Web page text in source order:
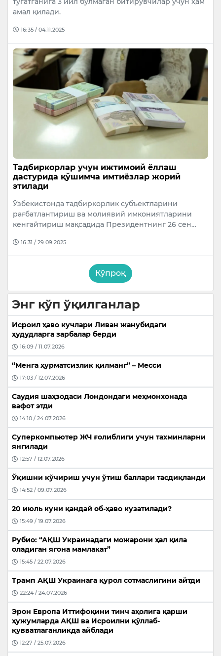
амал қилади.
16:35 / 04.11.2025
Тадбиркорлар учун ижтимоий ёллаш
дастурида қўшимча имтиёзлар жорий
этилади
Ўзбекистонда тадбиркорлик субъектларини
рағбатлантириш ва молиявий имкониятларини
кенгайтириш мақсадида Президентнинг 26 сен…
16:31 / 29.09.2025
Кўпроқ
Энг кўп ўқилганлар
Исроил ҳаво кучлари Ливан жанубидаги
ҳудудларга зарбалар берди
16:09 / 11.07.2026
“Менга ҳурматсизлик қилманг” – Месси
17:03 / 12.07.2026
Саудия шаҳзодаси Лондондаги меҳмонхонада
вафот этди
14:10 / 24.07.2026
Суперкомпьютер ЖЧ ғолиблиги учун тахминларни
янгилади
12:57 / 12.07.2026
Ўқишни кўчириш учун ўтиш баллари тасдиқланди
14:52 / 09.07.2026
20 июль куни қандай об-ҳаво кузатилади?
15:49 / 19.07.2026
Рубио: “АҚШ Украинадаги можарони ҳал қила
оладиган ягона мамлакат”
15:45 / 22.07.2026
Трамп АҚШ Украинага қурол сотмаслигини айтди
22:24 / 24.07.2026
Эрон Европа Иттифоқини тинч аҳолига қарши
ҳужумларда АҚШ ва Исроилни қўллаб-
қувватлаганликда айблади
12:27 / 25.07.2026